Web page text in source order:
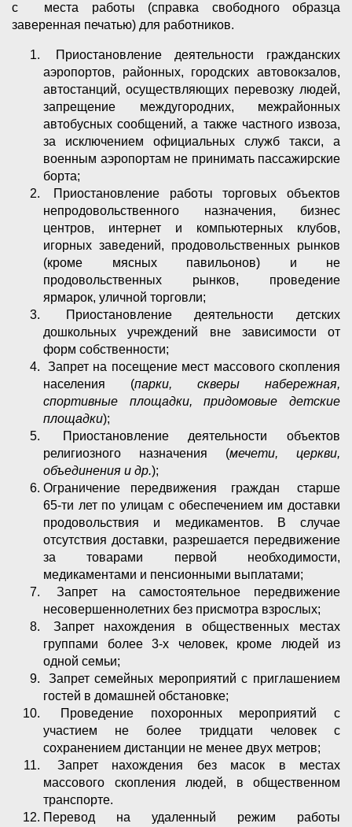
с места работы (справка свободного образца
заверенная печатью) для работников.
Приостановление деятельности гражданских
аэропортов, районных, городских автовокзалов,
автостанций, осуществляющих перевозку людей,
запрещение междугородних, межрайонных
автобусных сообщений, а также частного извоза,
за исключением официальных служб такси, а
военным аэропортам не принимать пассажирские
борта;
Приостановление работы торговых объектов
непродовольственного назначения, бизнес
центров, интернет и компьютерных клубов,
игорных заведений, продовольственных рынков
(кроме мясных павильонов) и не
продовольственных рынков, проведение
ярмарок, уличной торговли;
Приостановление деятельности детских
дошкольных учреждений вне зависимости от
форм собственности;
Запрет на посещение мест массового скопления
населения (парки, скверы набережная,
спортивные площадки, придомовые детские
площадки);
Приостановление деятельности объектов
религиозного назначения (мечети, церкви,
объединения и др.);
Ограничение передвижения граждан старше
65-ти лет по улицам с обеспечением им доставки
продовольствия и медикаментов. В случае
отсутствия доставки, разрешается передвижение
за товарами первой необходимости,
медикаментами и пенсионными выплатами;
Запрет на самостоятельное передвижение
несовершеннолетних без присмотра взрослых;
Запрет нахождения в общественных местах
группами более 3-х человек, кроме людей из
одной семьи;
Запрет семейных мероприятий с приглашением
гостей в домашней обстановке;
Проведение похоронных мероприятий с
участием не более тридцати человек с
сохранением дистанции не менее двух метров;
Запрет нахождения без масок в местах
массового скопления людей, в общественном
транспорте.
Перевод на удаленный режим работы